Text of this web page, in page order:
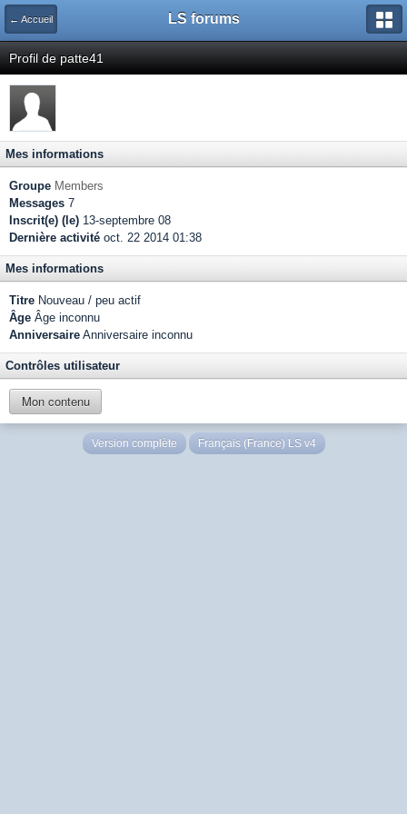
← Accueil LS forums
Profil de patte41
Mes informations
Groupe Members
Messages 7
Inscrit(e) (le) 13-septembre 08
Dernière activité oct. 22 2014 01:38
Mes informations
Titre Nouveau / peu actif
Âge Âge inconnu
Anniversaire Anniversaire inconnu
Contrôles utilisateur
Mon contenu
Version complète Français (France) LS v4